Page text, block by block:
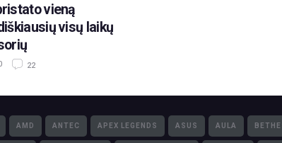
vieną
visų laikų
22
AMD ANTEC APEX LEGENDS ASUS AULA